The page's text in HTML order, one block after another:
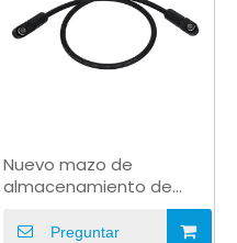
Nuevo mazo de
almacenamiento de
alimentación 100A/250A
Preguntar